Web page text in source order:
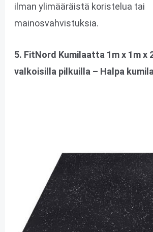
ilman ylimääräistä koristelua tai
mainosvahvistuksia.
5. FitNord Kumilaatta 1m x 1m x
valkoisilla pilkuilla – Halpa